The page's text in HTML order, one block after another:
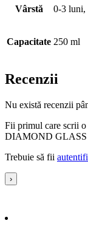
Vârstă 0-3 luni,
Capacitate 250 ml
Recenzii
Nu există recenzii
Fii primul care scrii
DIAMOND
Trebuie să fii
›